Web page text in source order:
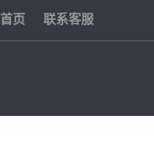
首页 联系客服